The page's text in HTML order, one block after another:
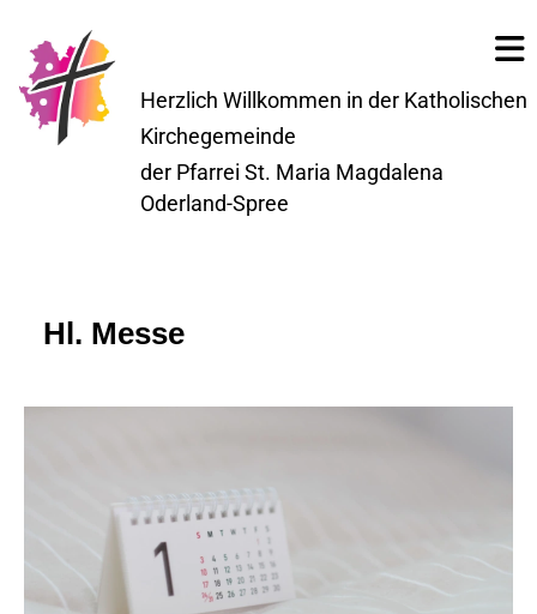
Herzlich Willkommen in der Katholischen
Kirchegemeinde
der Pfarrei St. Maria Magdalena
Oderland-Spree
Hl. Messe